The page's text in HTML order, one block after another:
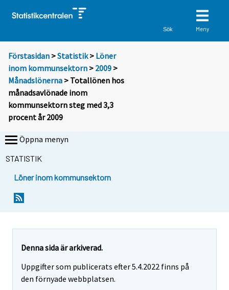
Sök Meny
Förstasidan >Statistik > Löner
inom kommunsektorn > 2009 >
Månadslönerna > Totallönen hos
månadsavlönade inom
kommunsektorn steg med 3,3
procent år 2009
Öppna menyn
STATISTIK
Löner inom kommunsektorn
Denna sida är arkiverad.
Uppgifter som publicerats efter 5.4.2022 finns på
den förnyade webbplatsen.